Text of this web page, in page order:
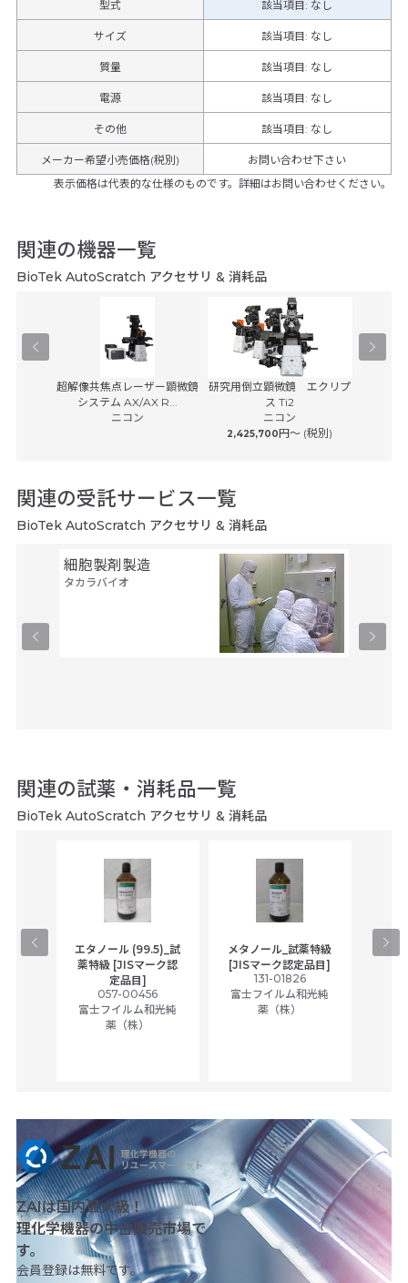
型式 該当項目: なし
サイズ 該当項目: なし
質量 該当項目: なし
電源 該当項目: なし
その他 該当項目: なし
メーカー希望小売価格(税別)
お問い合わせ下さい
表示価格は代表的な仕様のものです。詳細はお問い合わせください。
関連の機器一覧
BioTek AutoScratch アクセサリ & 消耗品
超解像共焦点レーザー顕微鏡
システム AX/AX R...
ニコン
研究用倒立顕微鏡 エクリプ
ス Ti2
ニコン
2,425,700円〜 (税別)
関連の受託サービス一覧
BioTek AutoScratch アクセサリ & 消耗品
細胞製剤製造
タカラバイオ
関連の試薬・消耗品一覧
BioTek AutoScratch アクセサリ & 消耗品
エタノール (99.5)_試
薬特級 [JISマーク認
定品目]
057-00456
富士フイルム和光純
薬（株）
メタノール_試薬特級
[JISマーク認定品目]
131-01826
富士フイルム和光純
薬（株）
ア
ZAIは国内最大級！
理化学機器の中古販売市場で
す。
会員登録は無料です。